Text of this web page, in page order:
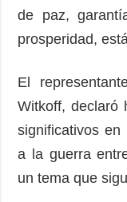
de paz,
prosperidad,
El
Witkoff, declaró
significativos
a la guerra
un tema que